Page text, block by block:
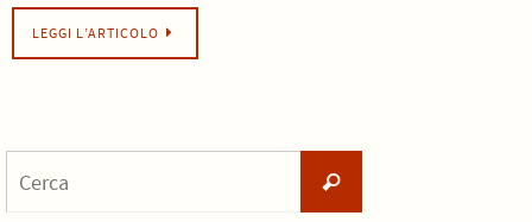
LEGGI L’ARTICOLO
Cerca